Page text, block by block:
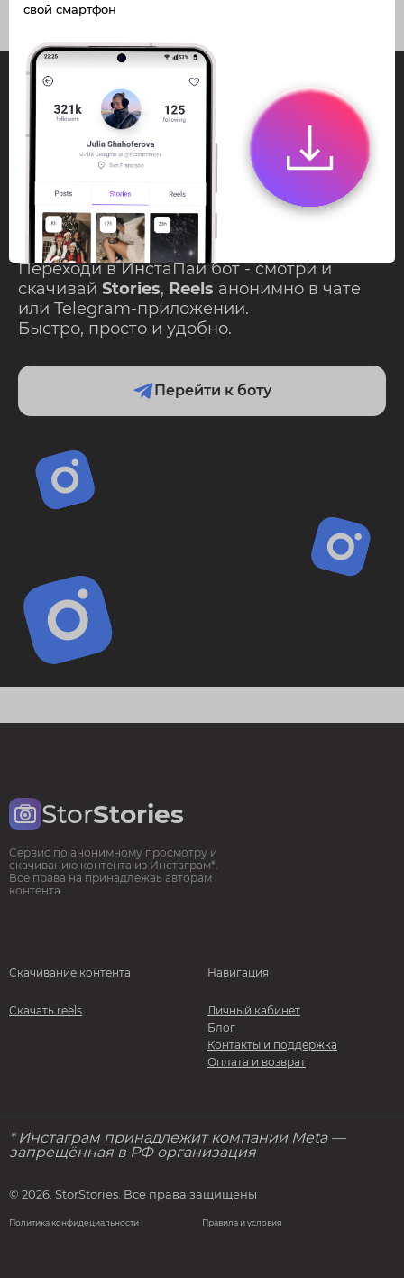
InstaPie
Смотри Stories и
скачивай Reels без
ограничений!
Переходи в ИнстаПай бот - смотри и
скачивай Stories, Reels анонимно в чате
или Telegram-приложении.
Быстро, просто и удобно.
Перейти к боту
StorStories
Сервис по анонимному просмотру и
скачиванию контента из Инстаграм*.
Все права на принадлежаь авторам
контента.
Скачивание контента
Скачать reels
Навигация
Личный кабинет
Блог
Контакты и поддержка
Оплата и возврат
* Инстаграм принадлежит компании Meta —
запрещённая в РФ организация
© 2026. StorStories. Все права защищены
Политика конфидециальности Правила и условия
свой смартфон